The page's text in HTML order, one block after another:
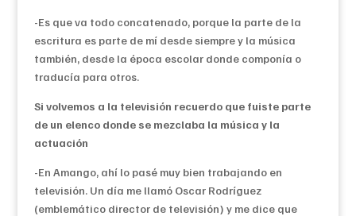
-Es que va todo concatenado, porque la parte de la
escritura es parte de mí desde siempre y la música
también, desde la época escolar donde componía o
traducía para otros.
Si volvemos a la televisión recuerdo que fuiste parte
de un elenco donde se mezclaba la música y la
actuación
-En Amango, ahí lo pasé muy bien trabajando en
televisión. Un día me llamó Oscar Rodríguez
(emblemático director de televisión) y me dice que